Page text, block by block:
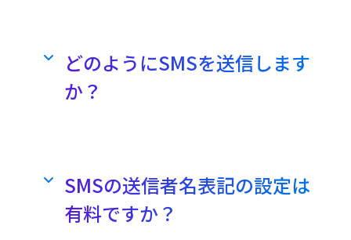
CM.comは、11円/1通70文字（日本国
内）で提供しており、1件あたり最大全
角670文字（半角1530文字）までを1回
配信国名を弊社担当にお知らせくださ
いませ。
なお、送信失敗・成功にかかわらず課
どのようにSMSを送信します
か？
一般のSMS配信ベンダーが提供する管
理画面やAPIでの提供のほか、弊社の場
合、メールアドレス形式で配信できる
SMSの送信者名表記の設定は
有料ですか？